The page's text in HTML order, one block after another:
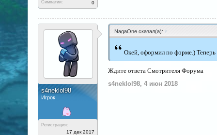
Симпатии: 0
s4neklol98
Игрок
Регистрация:
17 дек 2017
NagaOne сказал(а): ↑
“ Окей, оформил по форме.) Теперь
Ждите ответа Смотрителя Форума
s4neklol98, 4 июн 2018